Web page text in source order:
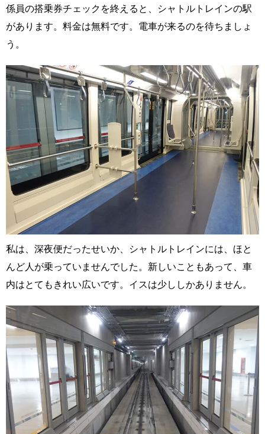
係員の搭乗券チェックを終えると、シャトルトレインの駅
があります。料金は無料です。電車が来るのを待ちましょ
う。
私は、深夜便だったせいか、シャトルトレインには、ほと
んど人が乗っていませんでした。新しいこともあって、車
内はとてもきれい広いです。イスは少ししかありません。